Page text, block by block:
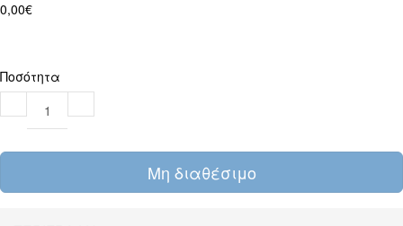
0,00€
Ποσότητα
Μη διαθέσιμο